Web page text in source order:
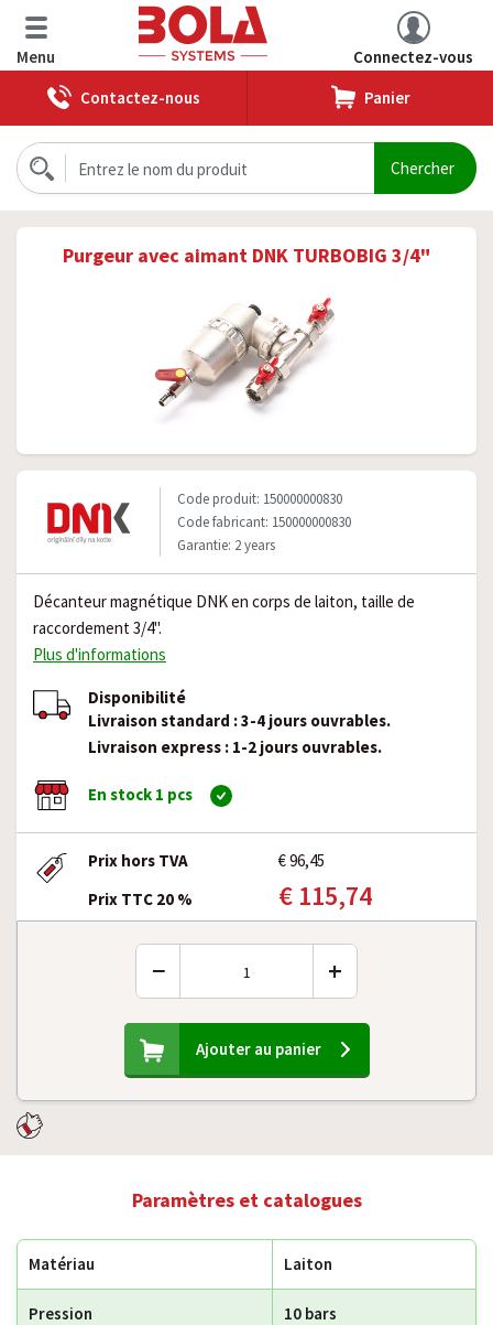
Menu
Connectez-vous
Contactez-nous
Panier
Purgeur avec aimant DNK TURBOBIG 3/4"
Code produit: 150000000830
Code fabricant: 150000000830
Garantie: 2 years
Décanteur magnétique DNK en corps de laiton, taille de
raccordement 3/4".
Plus d'informations
Disponibilité
Livraison standard : 3-4 jours ouvrables.
Livraison express : 1-2 jours ouvrables.
En stock 1 pcs
Prix hors TVA
€ 96,45
Prix TTC 20 %
€ 115,74
− +
Ajouter au panier
Paramètres et catalogues
Matériau Laiton
Pression 10 bars